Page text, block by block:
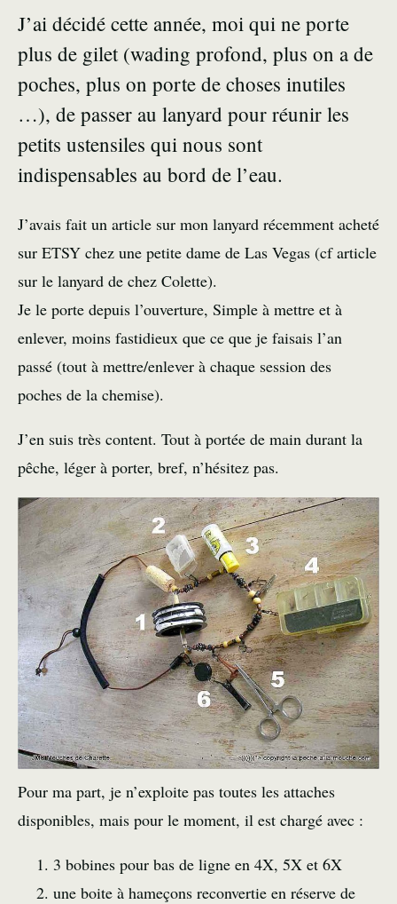
J’ai décidé cette année, moi qui ne porte
plus de gilet (wading profond, plus on a de
poches, plus on porte de choses inutiles
…), de passer au lanyard pour réunir les
petits ustensiles qui nous sont
indispensables au bord de l’eau.
J’avais fait un article sur mon lanyard récemment acheté
sur ETSY chez une petite dame de Las Vegas (cfarticle
sur le lanyard de chez Colette).
Je le porte depuis l’ouverture, Simple à mettre et à
enlever, moins fastidieux que ce que je faisais l’an
passé (tout à mettre/enlever à chaque session des
poches de la chemise).
J’en suis très content. Tout à portée de main durant la
pêche, léger à porter, bref, n’hésitez pas.
Pour ma part, je n’exploite pas toutes les attaches
disponibles, mais pour le moment, il est chargé avec :
3 bobines pour bas de ligne en 4X, 5X et 6X
une boite à hameçons reconvertie en réserve de